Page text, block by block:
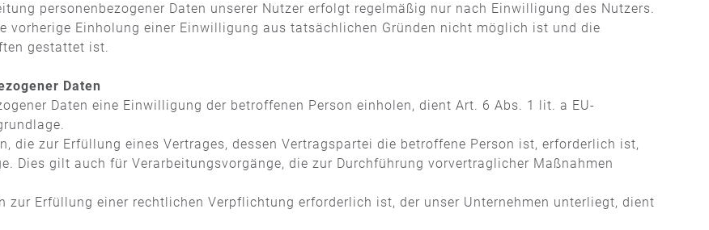
personenbezogener Daten unserer Nutzer erfolgt regelmäßig nur nach Einwilligung des Nutzers.
vorherige Einholung einer Einwilligung aus tatsächlichen Gründen nicht möglich ist und die
gestattet ist.
Daten
Daten eine Einwilligung der betroffenen Person einholen, dient Art. 6 Abs. 1 lit. a EU-
die zur Erfüllung eines Vertrages, dessen Vertragspartei die betroffene Person ist, erforderlich ist,
Dies gilt auch für Verarbeitungsvorgänge, die zur Durchführung vorvertraglicher Maßnahmen
zur Erfüllung einer rechtlichen Verpflichtung erforderlich ist, der unser Unternehmen unterliegt, dient